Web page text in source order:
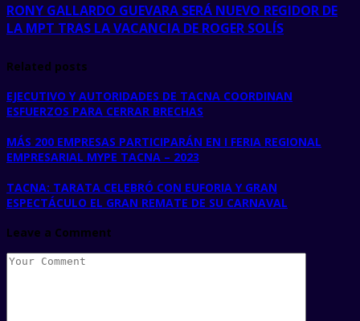
RONY GALLARDO GUEVARA SERÁ NUEVO REGIDOR DE
LA MPT TRAS LA VACANCIA DE ROGER SOLÍS
Related posts
EJECUTIVO Y AUTORIDADES DE TACNA COORDINAN
ESFUERZOS PARA CERRAR BRECHAS
MÁS 200 EMPRESAS PARTICIPARÁN EN I FERIA REGIONAL
EMPRESARIAL MYPE TACNA – 2023
TACNA: TARATA CELEBRÓ CON EUFORIA Y GRAN
ESPECTÁCULO EL GRAN REMATE DE SU CARNAVAL
Leave a Comment